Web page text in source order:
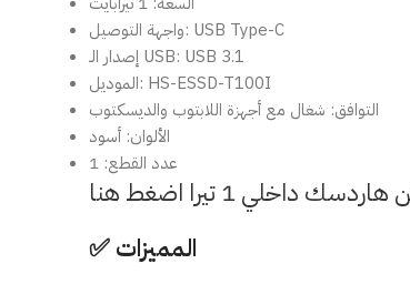
واجهة التوصيل: USB Type-C
إصدار الـ USB: USB 3.1
الموديل: HS-ESSD-T100I
التوافق: شغال مع أجهزة اللابتوب والديسكتوب
الألوان: أسود
عدد القطع: 1
✅ المميزات